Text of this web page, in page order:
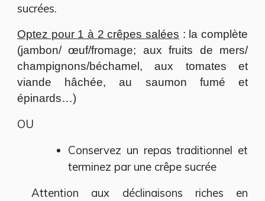
sucrées.
Optez pour 1 à 2 crêpes salées : la complète
(jambon/œuf/fromage; aux fruits de mers/
champignons/béchamel, aux tomates et
viande hâchée, au saumon fumé et
épinards…)
OU
Conservez un repas traditionnel et
terminez par une crêpe sucrée
Attention aux déclinaisons riches en